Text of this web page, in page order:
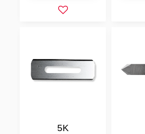
Lägg till i favoriter
5K